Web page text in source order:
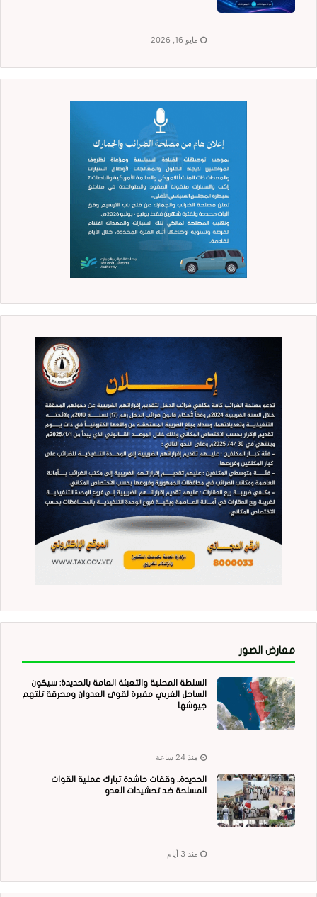
مايو 16, 2026
معارض الصور
السلطة المحلية والتعبئة العامة بالحديدة: سيكون
الساحل الغربي مقبرة لقوى العدوان ومحرقة تلتهم
جيوشها
منذ 24 ساعة
الحديدة.. وقفات حاشدة تبارك عملية القوات
المسلحة ضد تحشيدات العدو
منذ 3 أيام